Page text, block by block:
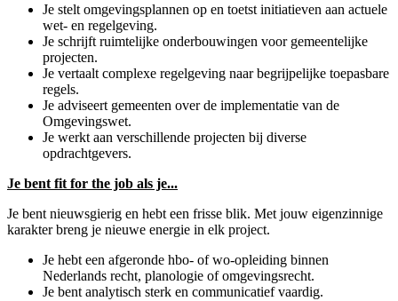
Je stelt omgevingsplannen op en toetst initiatieven aan actuele
wet- en regelgeving.
Je schrijft ruimtelijke onderbouwingen voor gemeentelijke
projecten.
Je vertaalt complexe regelgeving naar begrijpelijke toepasbare
regels.
Je adviseert gemeenten over de implementatie van de
Omgevingswet.
Je werkt aan verschillende projecten bij diverse
opdrachtgevers.
Je bent fit for the job als je...
Je bent nieuwsgierig en hebt een frisse blik. Met jouw eigenzinnige
karakter breng je nieuwe energie in elk project.
Je hebt een afgeronde hbo- of wo-opleiding binnen
Nederlands recht, planologie of omgevingsrecht.
Je bent analytisch sterk en communicatief vaardig.